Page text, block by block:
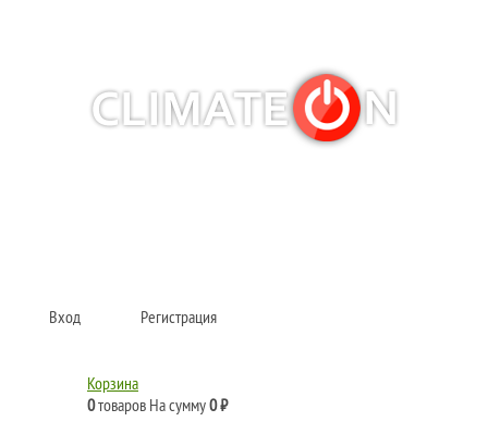
Вход Регистрация
Корзина
0товаров На сумму0 ₽